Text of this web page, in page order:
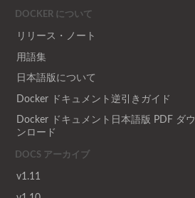
DOCKER について
リリース・ノート
用語集
日本語版について
Docker ドキュメント逆引きガイド
Docker ドキュメント日本語版 PDF ダウ
ンロード
DOCS アーカイブ
v1.11